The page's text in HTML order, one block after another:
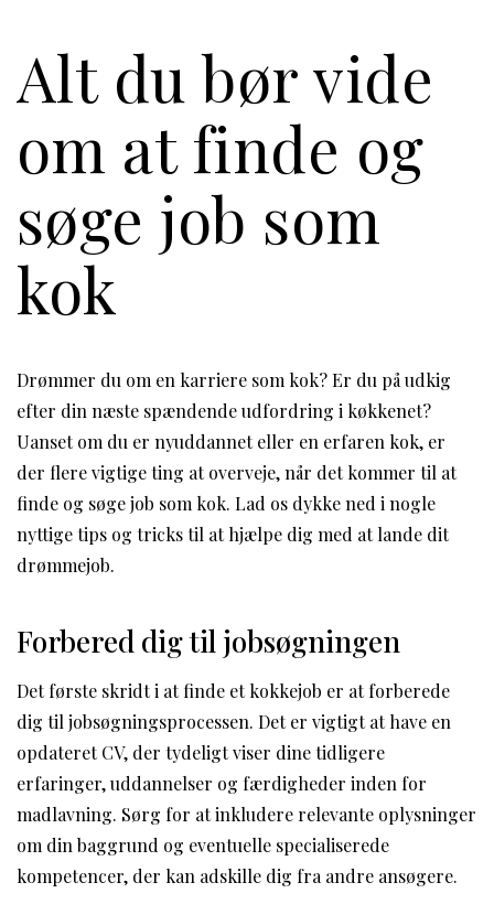
Alt du bør vide
om at finde og
søge job som
kok
Drømmer du om en karriere som kok? Er du på udkig
efter din næste spændende udfordring i køkkenet?
Uanset om du er nyuddannet eller en erfaren kok, er
der flere vigtige ting at overveje, når det kommer til at
finde og søge job som kok. Lad os dykke ned i nogle
nyttige tips og tricks til at hjælpe dig med at lande dit
drømmejob.
Forbered dig til jobsøgningen
Det første skridt i at finde et kokkejob er at forberede
dig til jobsøgningsprocessen. Det er vigtigt at have en
opdateret CV, der tydeligt viser dine tidligere
erfaringer, uddannelser og færdigheder inden for
madlavning. Sørg for at inkludere relevante oplysninger
om din baggrund og eventuelle specialiserede
kompetencer, der kan adskille dig fra andre ansøgere.